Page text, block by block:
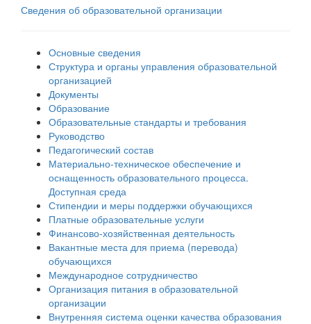
Сведения об образовательной организации
Основные сведения
Структура и органы управления образовательной
организацией
Документы
Образование
Образовательные стандарты и требования
Руководство
Педагогический состав
Материально-техническое обеспечение и
оснащенность образовательного процесса.
Доступная среда
Стипендии и меры поддержки обучающихся
Платные образовательные услуги
Финансово-хозяйственная деятельность
Вакантные места для приема (перевода)
обучающихся
Международное сотрудничество
Организация питания в образовательной
организации
Внутренняя система оценки качества образования